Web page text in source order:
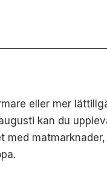
eller mer
kan du
med